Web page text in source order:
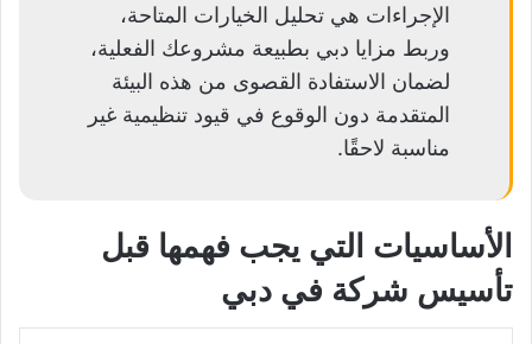
الإجراءات هي تحليل الخيارات المتاحة،
وربط مزايا دبي بطبيعة مشروعك الفعلية،
لضمان الاستفادة القصوى من هذه البيئة
المتقدمة دون الوقوع في قيود تنظيمية غير
مناسبة لاحقًا.
الأساسيات التي يجب فهمها قبل
تأسيس شركة في دبي